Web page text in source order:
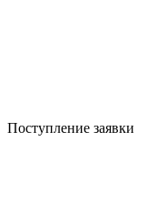
Поступление заявки